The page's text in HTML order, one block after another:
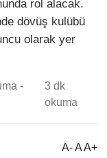
rol alacak.
dövüş kulübü
olarak yer
-
3 dk
okuma
A- A A+